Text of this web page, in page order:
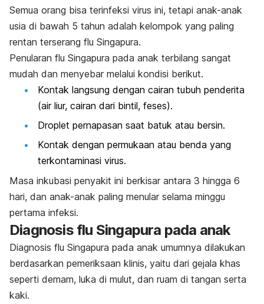
Semua orang bisa terinfeksi virus ini, tetapi anak-anak
usia di bawah 5 tahun adalah kelompok yang paling
rentan terserang flu Singapura.
Penularan flu Singapura pada anak terbilang sangat
mudah dan menyebar melalui kondisi berikut.
Kontak langsung dengan cairan tubuh penderita
(air liur, cairan dari bintil, feses).
Droplet pernapasan saat batuk atau bersin.
Kontak dengan permukaan atau benda yang
terkontaminasi virus.
Masa inkubasi penyakit ini berkisar antara 3 hingga 6
hari, dan anak-anak paling menular selama minggu
pertama infeksi.
Diagnosis flu Singapura pada anak
Diagnosis flu Singapura pada anak umumnya dilakukan
berdasarkan pemeriksaan klinis, yaitu dari gejala khas
seperti demam, luka di mulut, dan ruam di tangan serta
kaki.